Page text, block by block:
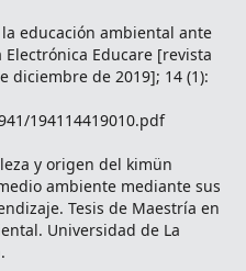
educación ambiental ante
Educare [revista
diciembre de 2019]; 14 (1):
194114419010.pdf
y origen del kimün
ambiente mediante sus
Tesis de Maestría en
Universidad de La